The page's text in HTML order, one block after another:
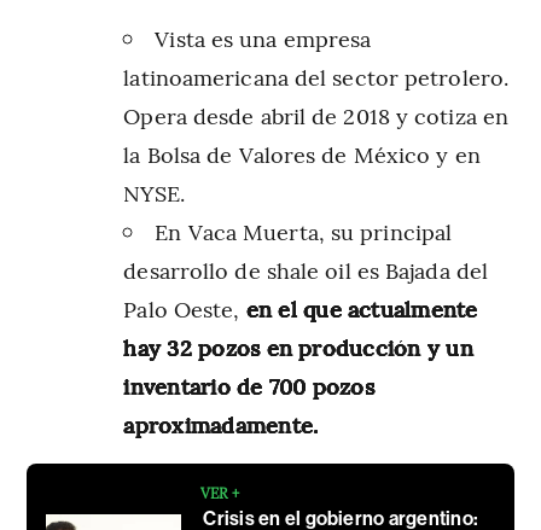
Vista es una empresa
latinoamericana del sector petrolero.
Opera desde abril de 2018 y cotiza en
la Bolsa de Valores de México y en
NYSE.
En Vaca Muerta, su principal
desarrollo de shale oil es Bajada del
Palo Oeste, en el que actualmente
hay 32 pozos en producción y un
inventario de 700 pozos
aproximadamente.
VER +
Crisis en el gobierno argentino: